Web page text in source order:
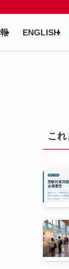
ENGLISH
こ